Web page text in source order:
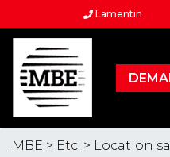
Lamentin
MBE > Etc. > Location